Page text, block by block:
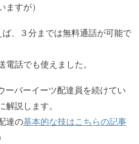
ますが）
、３分までは無料通話が可能で
電話でも使えました。
ーバーイーツ配達員を続けてい
解説します。
達の基本的な技はこちらの記事